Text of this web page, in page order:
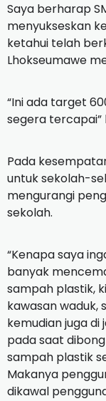
Saya berharap
menyukseskan
ketahui telah
Lhokseumawe
“Ini ada target
segera tercapai”
Pada
untuk sekolah-
mengurangi
sekolah.
“Kenapa saya
banyak
sampah plastik,
kawasan waduk,
kemudian juga di
pada saat
sampah plastik
Makanya
dikawal